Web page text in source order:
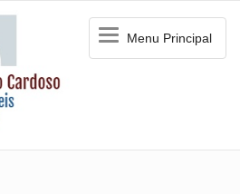
MenuMenu Principal